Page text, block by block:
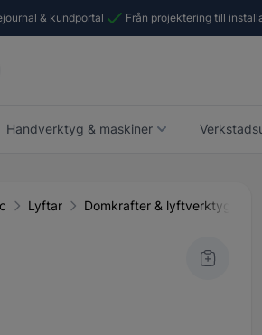
& kundportal Från projektering till
Handverktyg & maskiner
Lyftar Domkrafter & lyftverktyg